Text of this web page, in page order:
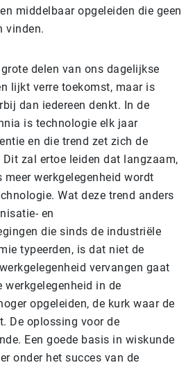
middelbaar opgeleiden die geen
vinden.
delen van ons dagelijkse
lijkt verre toekomst, maar is
dan iedereen denkt. In de
is technologie elk jaar
en die trend zet zich de
zal ertoe leiden dat langzaam,
meer werkgelegenheid wordt
Wat deze trend anders
en
die sinds de industriële
typeerden, is dat niet de
vervangen gaat
in de
opgeleiden, de kurk waar de
De oplossing voor de
Een goede basis in wiskunde
onder het succes van de